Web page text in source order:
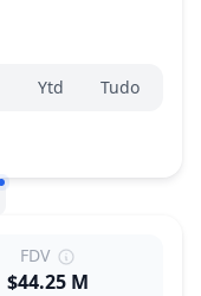
Ytd Tudo
FDV
$44.25 M